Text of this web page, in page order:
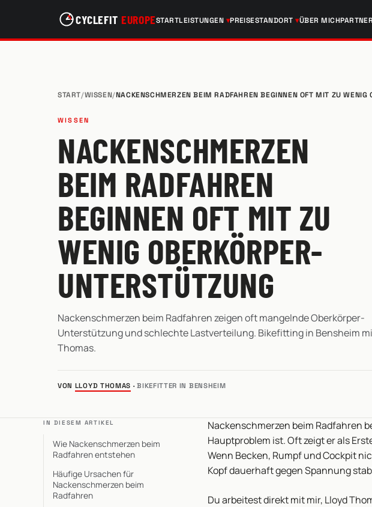
CYCLEFIT EUROPESTARTLEISTUNGEN PREISESTANDORT ÜBER MICH
START/WISSEN/NACKENSCHMERZEN BEIM RADFAHREN BEGINNEN OFT MIT ZU WENIG
WISSEN
NACKENSCHMERZEN
BEIM RADFAHREN
BEGINNEN OFT MIT ZU
WENIG OBERKÖRPER-
UNTERSTÜTZUNG
Nackenschmerzen beim Radfahren zeigen oft mangelnde Oberkörper-
Unterstützung und schlechte Lastverteilung. Bikefitting in Bensheim
Thomas.
VON LLOYD THOMAS · BIKEFITTER IN BENSHEIM
IN DIESEM ARTIKEL
Wie Nackenschmerzen beim
Radfahren entstehen
Häufige Ursachen für
Nackenschmerzen beim
Radfahren
Nackenschmerzen beim Radfahren
Hauptproblem ist. Oft zeigt er als
Wenn Becken, Rumpf und Cockpit
Kopf dauerhaft gegen Spannung
Du arbeitest direkt mit mir, Lloyd